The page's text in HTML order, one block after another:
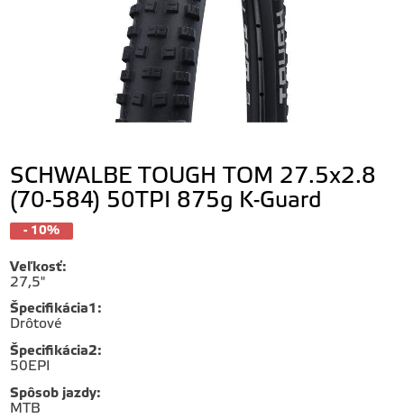
SCHWALBE TOUGH TOM 27.5x2.8
(70-584) 50TPI 875g K-Guard
- 10%
Veľkosť:
27,5"
Špecifikácia1 :
Drôtové
Špecifikácia2:
50EPI
Spôsob jazdy:
MTB